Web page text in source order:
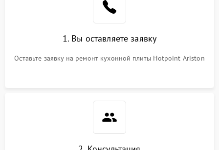
1. Вы оставляете заявку
Оставьте заявку на ремонт кухонной плиты Hotpoint Ariston